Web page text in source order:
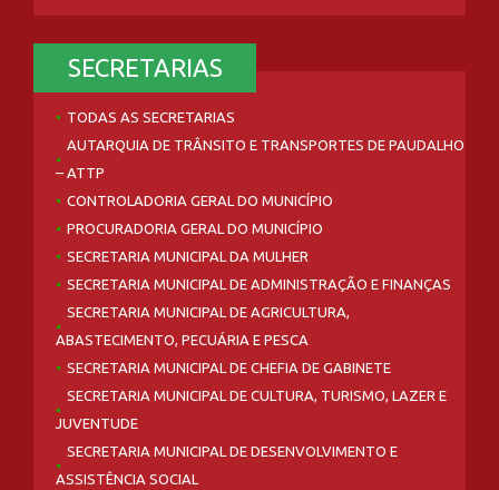
SECRETARIAS
TODAS AS SECRETARIAS
AUTARQUIA DE TRÂNSITO E TRANSPORTES DE PAUDALHO
– ATTP
CONTROLADORIA GERAL DO MUNICÍPIO
PROCURADORIA GERAL DO MUNICÍPIO
SECRETARIA MUNICIPAL DA MULHER
SECRETARIA MUNICIPAL DE ADMINISTRAÇÃO E FINANÇAS
SECRETARIA MUNICIPAL DE AGRICULTURA,
ABASTECIMENTO, PECUÁRIA E PESCA
SECRETARIA MUNICIPAL DE CHEFIA DE GABINETE
SECRETARIA MUNICIPAL DE CULTURA, TURISMO, LAZER E
JUVENTUDE
SECRETARIA MUNICIPAL DE DESENVOLVIMENTO E
ASSISTÊNCIA SOCIAL